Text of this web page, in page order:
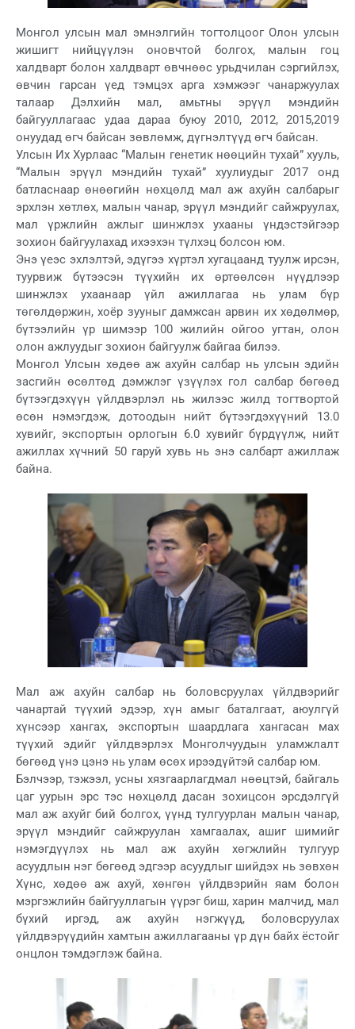
Монгол улсын мал эмнэлгийн тогтолцоог Олон улсын
жишигт нийцүүлэн оновчтой болгох, малын гоц
халдварт болон халдварт өвчнөөс урьдчилан сэргийлэх,
өвчин гарсан үед тэмцэх арга хэмжээг чанаржуулах
талаар Дэлхийн мал, амьтны эрүүл мэндийн
байгууллагаас удаа дараа буюу 2010, 2012, 2015,2019
онуудад өгч байсан зөвлөмж, дүгнэлтүүд өгч байсан.
Улсын Их Хурлаас “Малын генетик нөөцийн тухай” хууль,
“Малын эрүүл мэндийн тухай” хуулиудыг 2017 онд
батласнаар өнөөгийн нөхцөлд мал аж ахуйн салбарыг
эрхлэн хөтлөх, малын чанар, эрүүл мэндийг сайжруулах,
мал үржлийн ажлыг шинжлэх ухааны үндэстэйгээр
зохион байгуулахад ихээхэн түлхэц болсон юм.
Энэ үеэс эхлэлтэй, эдүгээ хүртэл хугацаанд туулж ирсэн,
туурвиж бүтээсэн түүхийн их өртөөлсөн нүүдлээр
шинжлэх ухаанаар үйл ажиллагаа нь улам бүр
төгөлдөржин, хоёр зууныг дамжсан арвин их хөдөлмөр,
бүтээлийн үр шимээр 100 жилийн ойгоо угтан, олон
олон ажлуудыг зохион байгуулж байгаа билээ.
Монгол Улсын хөдөө аж ахуйн салбар нь улсын эдийн
засгийн өсөлтөд дэмжлэг үзүүлэх гол салбар бөгөөд
бүтээгдэхүүн үйлдвэрлэл нь жилээс жилд тогтвортой
өсөн нэмэгдэж, дотоодын нийт бүтээгдэхүүний 13.0
хувийг, экспортын орлогын 6.0 хувийг бүрдүүлж, нийт
ажиллах хүчний 50 гаруй хувь нь энэ салбарт ажиллаж
байна.
Мал аж ахуйн салбар нь боловсруулах үйлдвэрийг
чанартай түүхий эдээр, хүн амыг баталгаат, аюулгүй
хүнсээр хангах, экспортын шаардлага хангасан мах
түүхий эдийг үйлдвэрлэх Монголчуудын уламжлалт
бөгөөд үнэ цэнэ нь улам өсөх ирээдүйтэй салбар юм.
Бэлчээр, тэжээл, усны хязгаарлагдмал нөөцтэй, байгаль
цаг уурын эрс тэс нөхцөлд дасан зохицсон эрсдэлгүй
мал аж ахуйг бий болгох, үүнд тулгуурлан малын чанар,
эрүүл мэндийг сайжруулан хамгаалах, ашиг шимийг
нэмэгдүүлэх нь мал аж ахуйн хөгжлийн тулгуур
асуудлын нэг бөгөөд эдгээр асуудлыг шийдэх нь зөвхөн
Хүнс, хөдөө аж ахуй, хөнгөн үйлдвэрийн яам болон
мэргэжлийн байгууллагын үүрэг биш, харин малчид, мал
бүхий иргэд, аж ахуйн нэгжүүд, боловсруулах
үйлдвэрүүдийн хамтын ажиллагааны үр дүн байх ёстойг
онцлон тэмдэглэж байна.